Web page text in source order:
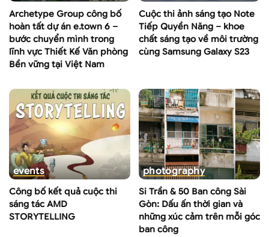
Archetype Group công bố
hoàn tất dự án e.town 6 –
bước chuyển mình trong
lĩnh vực Thiết Kế Văn phòng
Bền vững tại Việt Nam
Cuộc thi ảnh sáng tạo Note
Tiếp Quyền Năng – khoe
chất sáng tạo về môi trường
cùng Samsung Galaxy S23
events
Công bố kết quả cuộc thi
sáng tác AMD
STORYTELLING
photography
Si Trần & 50 Ban công Sài
Gòn: Dấu ấn thời gian và
những xúc cảm trên mỗi góc
ban công